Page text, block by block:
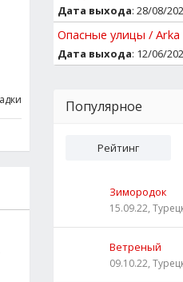
Дата выхода: 28/08/
Опасные улицы / Arka
Дата выхода: 12/06/
Популярное
Рейтинг
Зимородок
15.09.22,
Ветреный
09.10.22,